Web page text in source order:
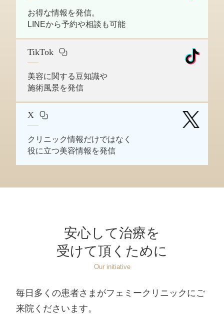
お得な情報を発信。
LINEから予約や相談も可能
TikTok
美容に関する豆知識や
施術風景を発信
X
クリニック情報だけではなく
役に立つ美容情報を発信
安心して治療を
受けて頂くために
Our initiative
毎日多くの患者さまがフェミークリニックにご
来院くださいます。